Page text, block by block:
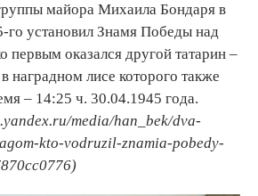
майора Михаила Бондаря в
го установил Знамя Победы над
первым оказался другой татарин –
наградном лисе которого также
– 14:25 ч. 30.04.1945 года.
media/han_bek/dva-
kto-vodruzil-znamia-pobedy-